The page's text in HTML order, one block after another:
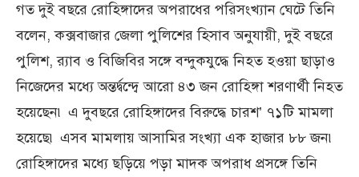
গত দুই বছরে রোহিঙ্গাদের অপরাধের পরিসংখ্যান ঘেটে তিনি
বলেন, কক্সবাজার জেলা পুলিশের হিসাব অনুযায়ী, দুই বছরে
পুলিশ, র‌্যাব ও বিজিবির সঙ্গে বন্দুকযুদ্ধে নিহত হওয়া ছাড়াও
নিজেদের মধ্যে অন্তর্দ্বন্দ্বে আরো ৪৩ জন রোহিঙ্গা শরণার্থী নিহত
হয়েছেন৷ এ দুবছরে রোহিঙ্গাদের বিরুদ্ধে চারশ’ ৭১টি মামলা
হয়েছে৷ এসব মামলায় আসামির সংখ্যা এক হাজার ৮৮ জন৷
রোহিঙ্গাদের মধ্যে ছড়িয়ে পড়া মাদক অপরাধ প্রসঙ্গে তিনি